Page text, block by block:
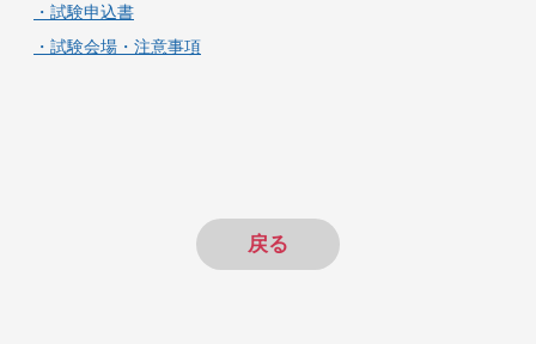
・試験申込書
・試験会場・注意事項
戻る